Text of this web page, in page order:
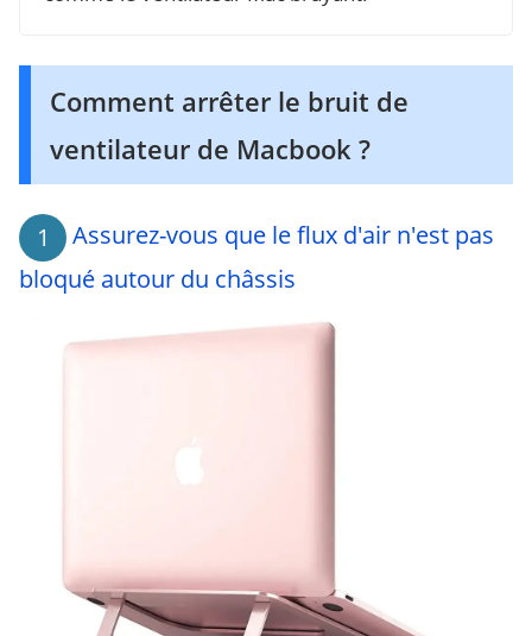
Comment arrêter le bruit de
ventilateur de Macbook ?
1
Assurez-vous que le flux d'air n'est pas
bloqué autour du châssis